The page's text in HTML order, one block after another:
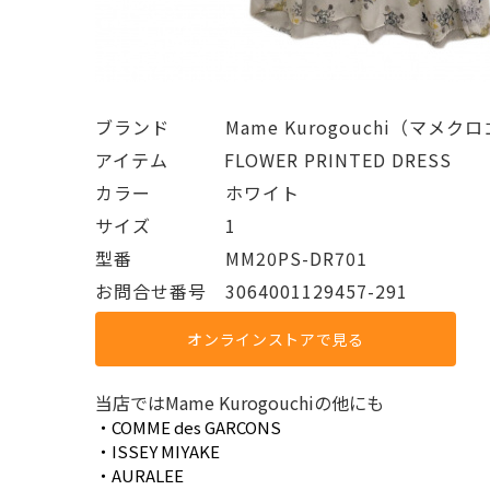
ブランド   Mame Kurogouchi（マメクロ
アイテム   FLOWER PRINTED DRESS
カラー    ホワイト
サイズ    1
型番     MM20PS-DR701
お問合せ番号 3064001129457-291
オンラインストアで見る
当店ではMame Kurogouchiの他にも
・COMME des GARCONS
・ISSEY MIYAKE
・AURALEE